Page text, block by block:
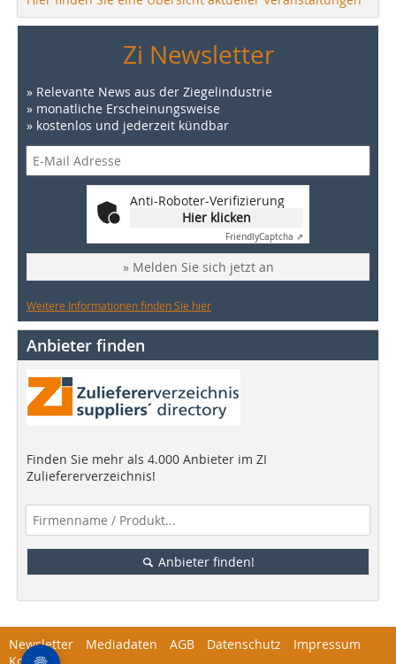
Zi Newsletter
» Relevante News aus der Ziegelindustrie
» monatliche Erscheinungsweise
» kostenlos und jederzeit kündbar
Anti-Roboter-Verifizierung
Hier klicken
FriendlyCaptcha ⇗
» Melden Sie sich jetzt an
Weitere Informationen finden Sie hier
Anbieter finden
Finden Sie mehr als 4.000 Anbieter im ZI
Zuliefererverzeichnis!
Anbieter finden!
Newsletter Mediadaten AGB Datenschutz
Impressum
Kontakt